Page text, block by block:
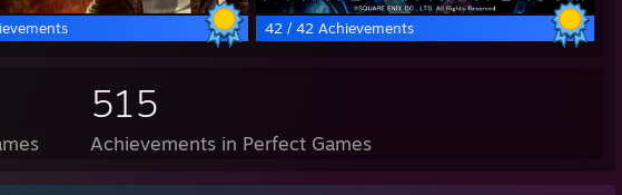
42 / 42 Achievements
515
Achievements in Perfect Games